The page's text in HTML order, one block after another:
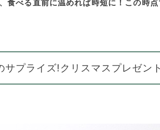
食べる直前に温めれば時短に！この時
プライズ!クリスマスプレゼン